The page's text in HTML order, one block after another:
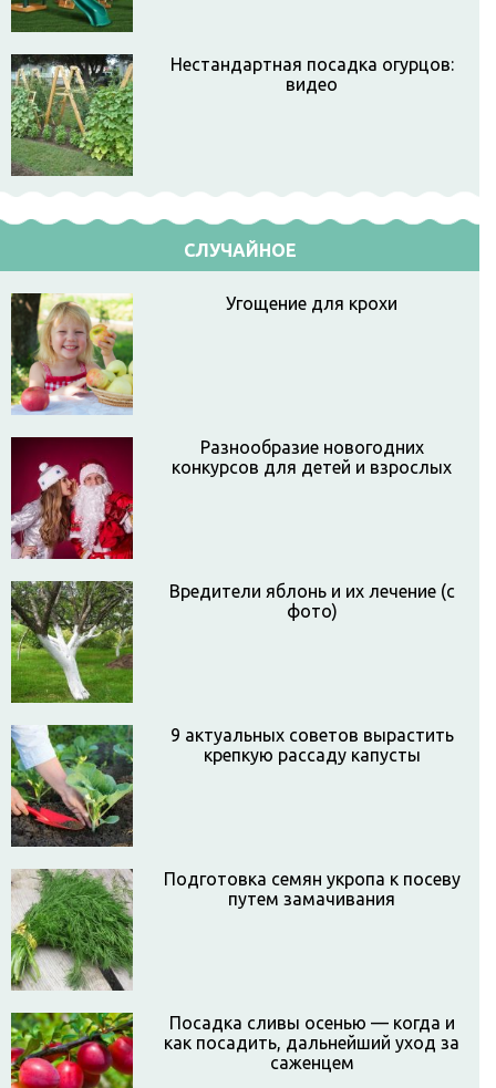
Нестандартная посадка огурцов:
видео
СЛУЧАЙНОЕ
Угощение для крохи
Разнообразие новогодних
конкурсов для детей и взрослых
Вредители яблонь и их лечение (с
фото)
9 актуальных советов вырастить
крепкую рассаду капусты
Подготовка семян укропа к посеву
путем замачивания
Посадка сливы осенью — когда и
как посадить, дальнейший уход за
саженцем